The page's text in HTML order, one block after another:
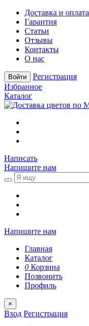
Доставка и оплата
Гарантия
Статьи
Отзывы
Контакты
О нас
Войти
Регистрация
Избранное
Каталог
Написать
Напишите нам
Напишите нам
Главная
Каталог
0 Корзина
Позвонить
Профиль
×
Вход Регистрация